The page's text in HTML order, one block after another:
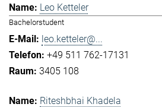
Leo Ketteler
Bachelorstudent
leo.ketteler@...
+49 511 762-17131
3405 108
Riteshbhai Khadela